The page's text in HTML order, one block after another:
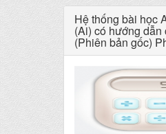
Hệ thống bài học
(Ai) có hướng dẫn
(Phiên bản gốc)